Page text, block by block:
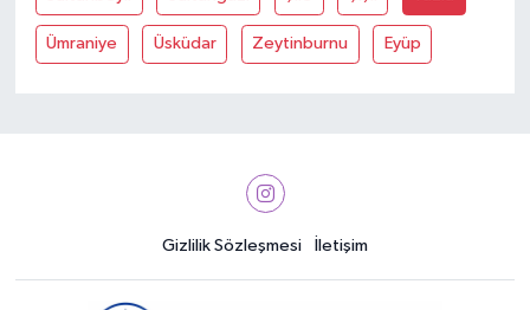
Ümraniye Üsküdar Zeytinburnu Eyüp
Gizlilik Sözleşmesi İletişim